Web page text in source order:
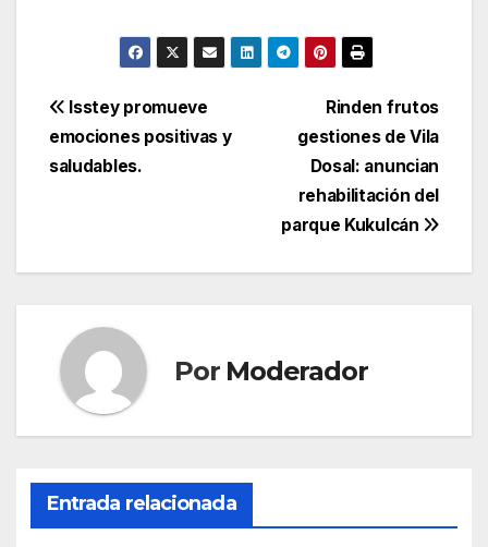
Navegación
de
Rinden frutos
gestiones de Vila
Dosal: anuncian
rehabilitación del
parque Kukulcán
Isstey promueve
emociones positivas y
saludables.
Por Moderador
Entrada relacionada